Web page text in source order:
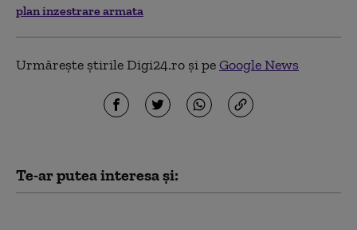
plan inzestrare armata
Urmărește știrile Digi24.ro și peGoogle News
Te-ar putea interesa și: